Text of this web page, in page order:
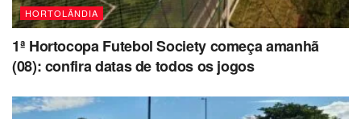
HORTOLÂNDIA
1ª Hortocopa Futebol Society começa amanhã
(08): confira datas de todos os jogos